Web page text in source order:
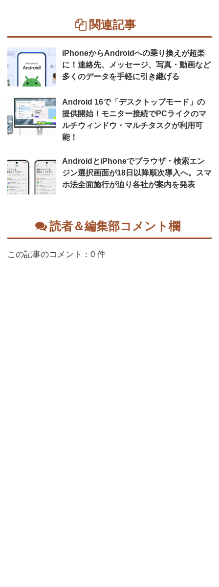
関連記事
iPhoneからAndroidへの乗り換えが超楽
に！連絡先、メッセージ、写真・動画など
多くのデータを手軽に引き継げる
Android 16で「デスクトップモード」の
提供開始！モニター接続でPCライクのマ
ルチウィンドウ・マルチタスクが利用可
能！
AndroidとiPhoneでブラウザ・検索エン
ジン選択画面が18日以降順次導入へ。スマ
ホ法全面施行が迫り各社が案内を発表
読者＆編集部コメント欄
この記事のコメント：0 件